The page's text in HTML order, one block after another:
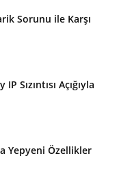
Sorunu ile Karşı
Sızıntısı Açığıyla
Yepyeni Özellikler